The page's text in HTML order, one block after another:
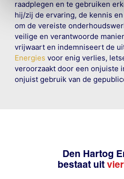
raadplegen en te gebruiken
hij/zij de ervaring, de kennis
om de vereiste
veilige en verantwoorde
vrijwaart en indemniseert de
Energies voor enig verlies,
veroorzaakt door een onjuiste
onjuist gebruik van de
Den Hartog
bestaat uit